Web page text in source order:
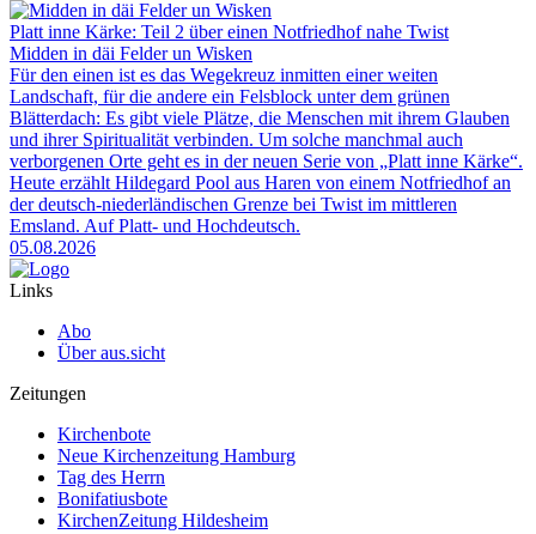
Platt inne Kärke: Teil 2 über einen Notfriedhof nahe Twist
Midden in däi Felder un Wisken
Für den einen ist es das Wegekreuz inmitten einer weiten
Landschaft, für die andere ein Felsblock unter dem grünen
Blätterdach: Es gibt viele Plätze, die Menschen mit ihrem Glauben
und ihrer Spiritualität verbinden. Um solche manchmal auch
verborgenen Orte geht es in der neuen Serie von „Platt inne Kärke“.
Heute erzählt Hildegard Pool aus Haren von einem Notfriedhof an
der deutsch-niederländischen Grenze bei Twist im mittleren
Emsland. Auf Platt- und Hochdeutsch.
05.08.2026
Links
Abo
Über aus.sicht
Zeitungen
Kirchenbote
Neue Kirchenzeitung Hamburg
Tag des Herrn
Bonifatiusbote
KirchenZeitung Hildesheim